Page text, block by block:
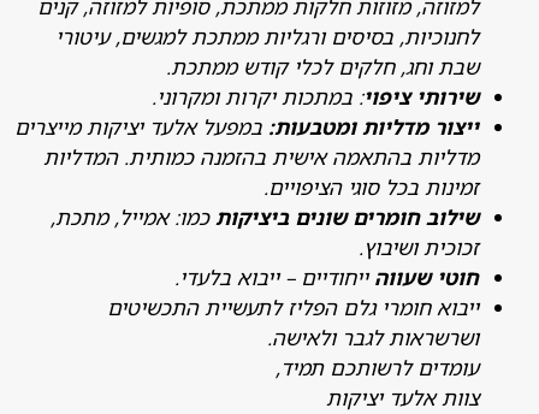
מזוזות חלקות ממתכת, סופיות למזוזה, קנים
בסיסים ורגליות ממתכת למגשים, עיטורי
וחג, חלקים לכלי קודש ממתכת.
ציפוי: במתכות יקרות ומקרוני.
מדליות ומטבעות:במפעל אלעד יציקות מייצרים
בהתאמה אישית בהזמנה כמותית. המדליות
בכל סוגי הציפויים.
חומרים שונים ביציקותכמו: אמייל, מתכת,
ושיבוץ.
שעווה ייחודיים – ייבוא בלעדי.
חומרי גלם הפליז לתעשיית התכשיטים
לגבר ולאישה.
לרשותכם תמיד,
אלעד יציקות